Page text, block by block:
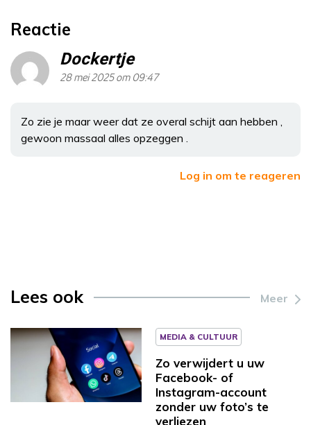
Reactie
Dockertje
28 mei 2025 om 09:47
Zo zie je maar weer dat ze overal schijt aan hebben ,
gewoon massaal alles opzeggen .
Log in om te reageren
Lees ook Meer
MEDIA & CULTUUR
Zo verwijdert u uw
Facebook- of
Instagram-account
zonder uw foto’s te
verliezen